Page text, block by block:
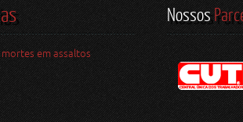
em assaltos
Nossos